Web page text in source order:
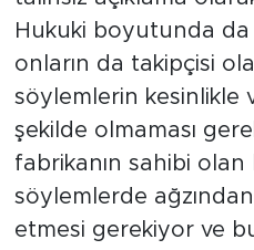
Hukuki boyutunda
onların da takipçisi
söylemlerin kesinlikle
şekilde olmaması
fabrikanın sahibi olan
söylemlerde
etmesi gerekiyor ve